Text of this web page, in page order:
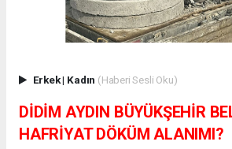
Erkek| Kadın (Haberi Sesli Oku)
DİDİM AYDIN BÜYÜKŞEHİR
HAFRİYAT DÖKÜM ALANIMI?